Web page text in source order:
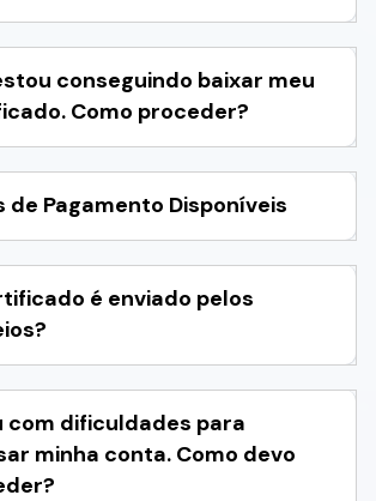
conseguindo baixar meu
Como proceder?
de Pagamento Disponíveis
é enviado pelos
com dificuldades para
minha conta. Como devo